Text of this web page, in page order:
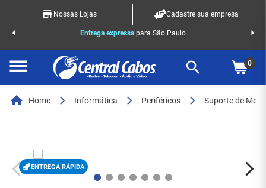
Nossas Lojas
Cadastre sua empresa
Entrega expressa para São Paulo
0
Home Informática Periféricos Suporte de
ENTREGA RÁPIDA